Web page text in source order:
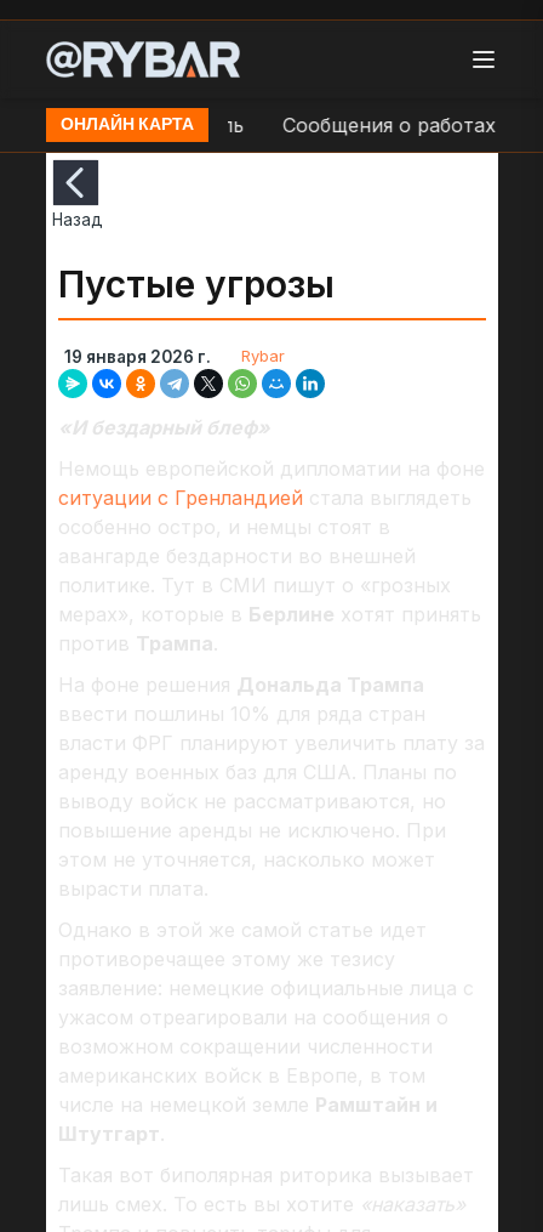
ОНЛАЙН КАРТА
в н.п. Мариуполь Сообщения о работах по
Назад
Пустые угрозы
19 января 2026 г. Rybar
«И бездарный блеф»
Немощь европейской дипломатии на фоне
ситуации с Гренландией стала выглядеть
особенно остро, и немцы стоят в
авангарде бездарности во внешней
политике. Тут в СМИ пишут о «грозных
мерах», которые в Берлине хотят принять
против Трампа.
На фоне решения Дональда Трампа
ввести пошлины 10% для ряда стран
власти ФРГ планируют увеличить плату за
аренду военных баз для США. Планы по
выводу войск не рассматриваются, но
повышение аренды не исключено. При
этом не уточняется, насколько может
вырасти плата.
Однако в этой же самой статье идет
противоречащее этому же тезису
заявление: немецкие официальные лица с
ужасом отреагировали на сообщения о
возможном сокращении численности
американских войск в Европе, в том
числе на немецкой земле Рамштайн и
Штутгарт.
Такая вот биполярная риторика вызывает
лишь смех. То есть вы хотите «наказать»